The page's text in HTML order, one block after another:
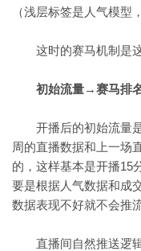
（浅层标签是人气模型
这时的赛马机制是这
初始流量→赛马排
开播后的初始流量是
周的直播数据和上一场
的，这样基本是开播15
要是根据人气数据和成
数据表现不好就不会推流
直播间自然推送逻辑